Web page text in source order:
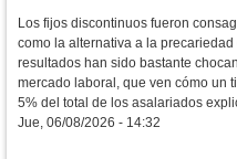
Los fijos discontinuos fueron
como la alternativa a la
resultados han sido bastante
mercado laboral, que ven cómo un
5% del total de los asalariados
Jue, 06/08/2026 - 14:32